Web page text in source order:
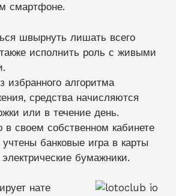
смартфоне.
швырнуть лишать всего
исполнить роль с живыми
избранного алгоритма
средства начисляются
или в течение день.
в своем собственном кабинете
банковые игра в карты
бумажники.
нате